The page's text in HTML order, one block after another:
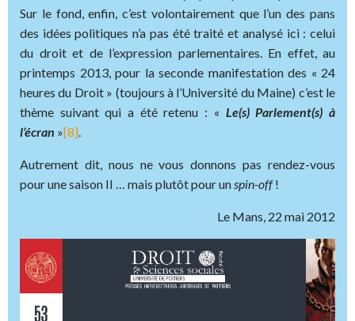
Sur le fond, enfin, c’est volontairement que l’un des pans
des idées politiques n’a pas été traité et analysé ici : celui
du droit et de l’expression parlementaires. En effet, au
printemps 2013, pour la seconde manifestation des « 24
heures du Droit » (toujours à l’Université du Maine) c’est le
thème suivant qui a été retenu : « Le(s) Parlement(s) à
l’écran »[8]
Autrement dit, nous ne vous donnons pas rendez-vous
pour une saison II … mais plutôt pour un spin-off!
Le Mans, 22 mai 2012